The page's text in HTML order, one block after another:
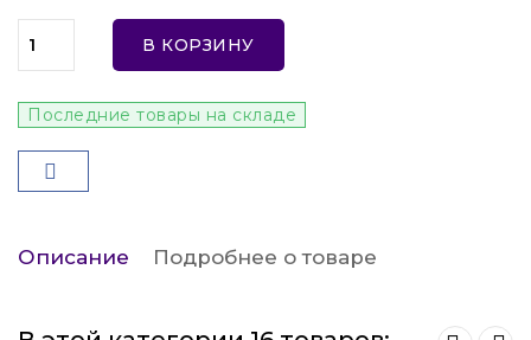
В КОРЗИНУ
Последние товары на складе
Описание Подробнее о товаре